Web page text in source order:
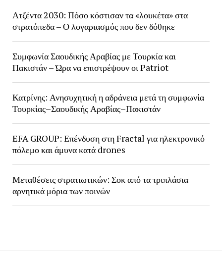
Ατζέντα 2030: Πόσο κόστισαν τα «λουκέτα» στα
στρατόπεδα – Ο λογαριασμός που δεν δόθηκε
Συμφωνία Σαουδικής Αραβίας με Τουρκία και
Πακιστάν – Ώρα να επιστρέψουν οι Patriot
Κατρίνης: Ανησυχητική η αδράνεια μετά τη συμφωνία
Τουρκίας–Σαουδικής Αραβίας–Πακιστάν
EFA GROUP: Επένδυση στη Fractal για ηλεκτρονικό
πόλεμο και άμυνα κατά drones
Μεταθέσεις στρατιωτικών: Σοκ από τα τριπλάσια
αρνητικά μόρια των ποινών